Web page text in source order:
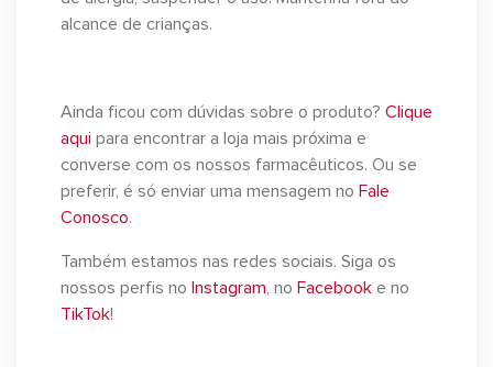
alcance de crianças.
Ainda ficou com dúvidas sobre o produto? Clique
aqui para encontrar a loja mais próxima e
converse com os nossos farmacêuticos. Ou se
preferir, é só enviar uma mensagem no Fale
Conosco.
Também estamos nas redes sociais. Siga os
nossos perfis no Instagram, no Facebook e no
TikTok!